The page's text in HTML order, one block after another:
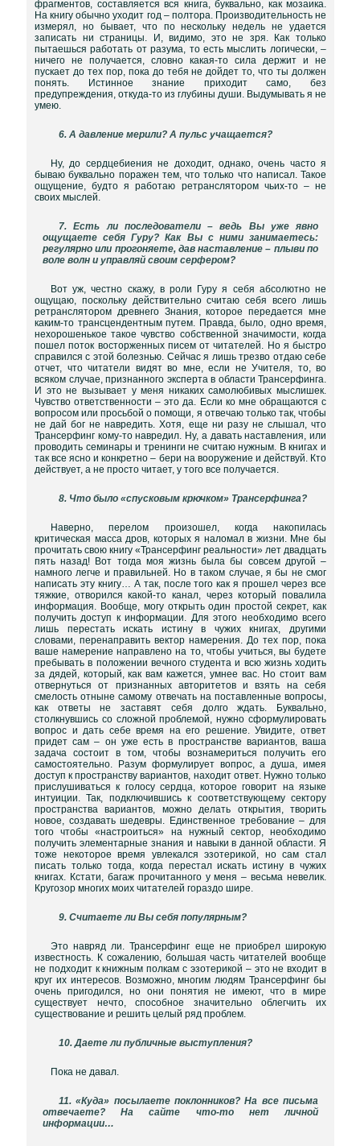
фрагментов, составляется вся книга, буквально, как мозаика.
На книгу обычно уходит год – полтора. Производительность не
измерял, но бывает, что по нескольку недель не удается
записать ни страницы. И, видимо, это не зря. Как только
пытаешься работать от разума, то есть мыслить логически, –
ничего не получается, словно какая-то сила держит и не
пускает до тех пор, пока до тебя не дойдет то, что ты должен
понять. Истинное знание приходит само, без
предупреждения, откуда-то из глубины души. Выдумывать я не
умею.
6. А давление мерили? А пульс учащается?
Ну, до сердцебиения не доходит, однако, очень часто я
бываю буквально поражен тем, что только что написал. Такое
ощущение, будто я работаю ретранслятором чьих-то – не
своих мыслей.
7. Есть ли последователи – ведь Вы уже явно
ощущаете себя Гуру? Как Вы с ними занимаетесь:
регулярно или прогоняете, дав наставление – плыви по
воле волн и управляй своим серфером?
Вот уж, честно скажу, в роли Гуру я себя абсолютно не
ощущаю, поскольку действительно считаю себя всего лишь
ретранслятором древнего Знания, которое передается мне
каким-то трансцендентным путем. Правда, было, одно время,
нехорошенькое такое чувство собственной значимости, когда
пошел поток восторженных писем от читателей. Но я быстро
справился с этой болезнью. Сейчас я лишь трезво отдаю себе
отчет, что читатели видят во мне, если не Учителя, то, во
всяком случае, признанного эксперта в области Трансерфинга.
И это не вызывает у меня никаких самолюбивых мыслишек.
Чувство ответственности – это да. Если ко мне обращаются с
вопросом или просьбой о помощи, я отвечаю только так, чтобы
не дай бог не навредить. Хотя, еще ни разу не слышал, что
Трансерфинг кому-то навредил. Ну, а давать наставления, или
проводить семинары и тренинги не считаю нужным. В книгах и
так все ясно и конкретно – бери на вооружение и действуй. Кто
действует, а не просто читает, у того все получается.
8. Что было «спусковым крючком» Трансерфинга?
Наверно, перелом произошел, когда накопилась
критическая масса дров, которых я наломал в жизни. Мне бы
прочитать свою книгу «Трансерфинг реальности» лет двадцать
пять назад! Вот тогда моя жизнь была бы совсем другой –
намного легче и правильней. Но в таком случае, я бы не смог
написать эту книгу… А так, после того как я прошел через все
тяжкие, отворился какой-то канал, через который повалила
информация. Вообще, могу открыть один простой секрет, как
получить доступ к информации. Для этого необходимо всего
лишь перестать искать истину в чужих книгах, другими
словами, перенаправить вектор намерения. До тех пор, пока
ваше намерение направлено на то, чтобы учиться, вы будете
пребывать в положении вечного студента и всю жизнь ходить
за дядей, который, как вам кажется, умнее вас. Но стоит вам
отвернуться от признанных авторитетов и взять на себя
смелость отныне самому отвечать на поставленные вопросы,
как ответы не заставят себя долго ждать. Буквально,
столкнувшись со сложной проблемой, нужно сформулировать
вопрос и дать себе время на его решение. Увидите, ответ
придет сам – он уже есть в пространстве вариантов, ваша
задача состоит в том, чтобы вознамериться получить его
самостоятельно. Разум формулирует вопрос, а душа, имея
доступ к пространству вариантов, находит ответ. Нужно только
прислушиваться к голосу сердца, которое говорит на языке
интуиции. Так, подключившись к соответствующему сектору
пространства вариантов, можно делать открытия, творить
новое, создавать шедевры. Единственное требование – для
того чтобы «настроиться» на нужный сектор, необходимо
получить элементарные знания и навыки в данной области. Я
тоже некоторое время увлекался эзотерикой, но сам стал
писать только тогда, когда перестал искать истину в чужих
книгах. Кстати, багаж прочитанного у меня – весьма невелик.
Кругозор многих моих читателей гораздо шире.
9. Считаете ли Вы себя популярным?
Это навряд ли. Трансерфинг еще не приобрел широкую
известность. К сожалению, большая часть читателей вообще
не подходит к книжным полкам с эзотерикой – это не входит в
круг их интересов. Возможно, многим людям Трансерфинг бы
очень пригодился, но они понятия не имеют, что в мире
существует нечто, способное значительно облегчить их
существование и решить целый ряд проблем.
10. Даете ли публичные выступления?
Пока не давал.
11. «Куда» посылаете поклонников? На все письма
отвечаете? На сайте что-то нет личной
информации…